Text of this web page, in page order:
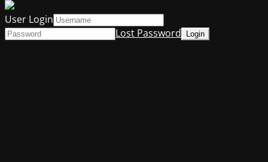
User Login
Lost Password